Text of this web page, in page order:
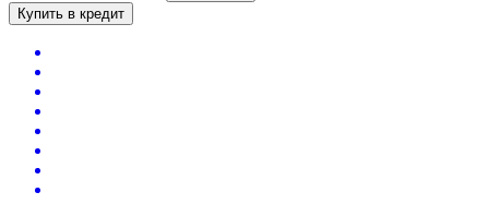
Купить в кредит